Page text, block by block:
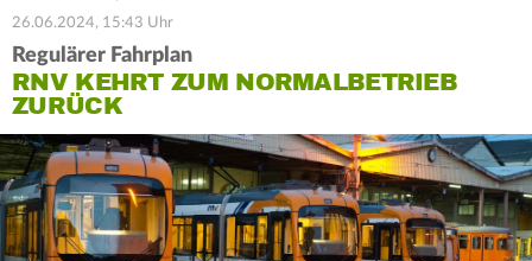
26.06.2024, 15:43 Uhr
Regulärer Fahrplan
RNV KEHRT ZUM NORMALBETRIEB
ZURÜCK